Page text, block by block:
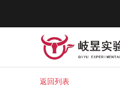
返回列表